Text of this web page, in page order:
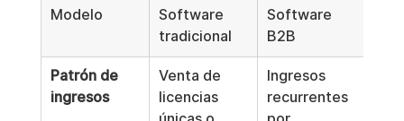
Modelo
Software
tradicional
Software
B2B
Patrón de
ingresos
Venta de
licencias
Ingresos
recurrentes